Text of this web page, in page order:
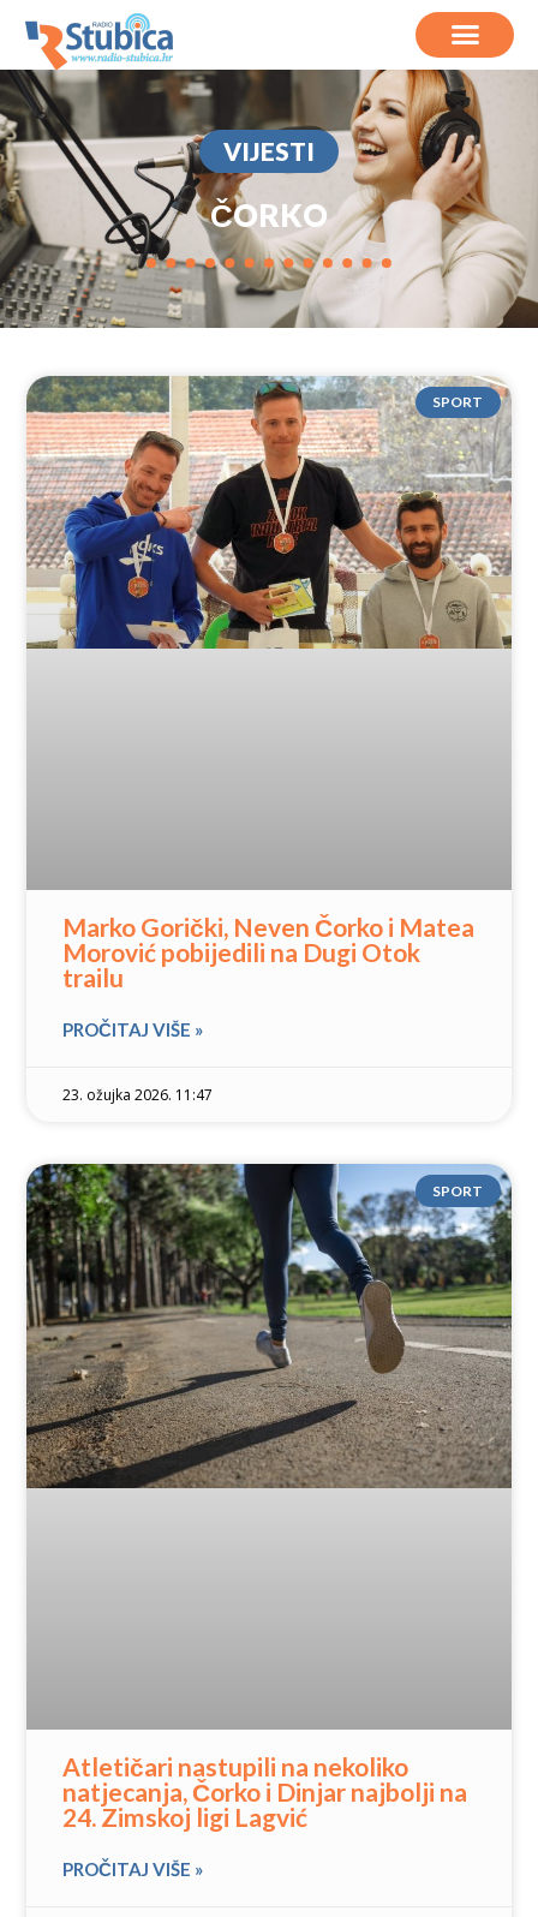
VIJESTI
ČORKO
SPORT
Marko Gorički, Neven Čorko i Matea
Morović pobijedili na Dugi Otok
trailu
PROČITAJ VIŠE »
23. ožujka 2026. 11:47
SPORT
Atletičari nastupili na nekoliko
natjecanja, Čorko i Dinjar najbolji na
24. Zimskoj ligi Lagvić
PROČITAJ VIŠE »